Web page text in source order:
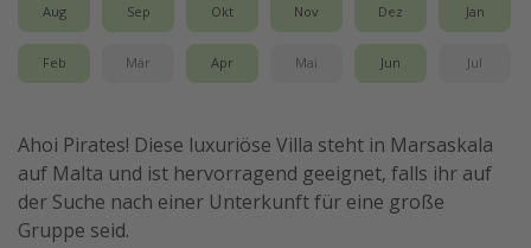
Weitere Themen
Reise Journal
Rundreisen in Thailand
Bahnreisen in der Schweiz
Reisepassfreie Reiseziele
Aug Sep Okt Nov Dez Jan
Feb Mär Apr Mai Jun Jul
Ahoi Pirates! Diese luxuriöse Villa steht in Marsaskala
auf Malta und ist hervorragend geeignet, falls ihr auf
der Suche nach einer Unterkunft für eine große
Gruppe seid.